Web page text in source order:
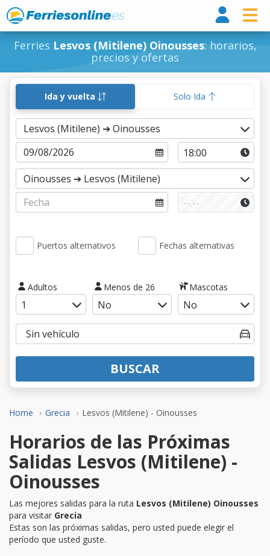
Ferries Lesvos (Mitilene) Oinousses: horarios,
precios y ofertas
Home Grecia Lesvos (Mitilene) - Oinousses
Ida y vuelta Solo Ida
Puertos alternativos Fechas alternativas
Adultos Menos de 26 Mascotas
BUSCAR
Horarios de las Próximas
Salidas Lesvos (Mitilene) -
Oinousses
Las mejores salidas para la ruta Lesvos (Mitilene) Oinousses
para visitar Grecia
Estas son las próximas salidas, pero usted puede elegir el
período que usted guste.